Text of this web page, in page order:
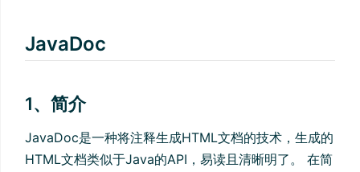
JavaDoc
1、简介
JavaDoc是一种将注释生成HTML文档的技术，生成的
HTML文档类似于Java的API，易读且清晰明了。 在简